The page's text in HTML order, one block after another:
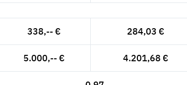
338,-- € 284,03 €
5.000,-- € 4.201,68 €